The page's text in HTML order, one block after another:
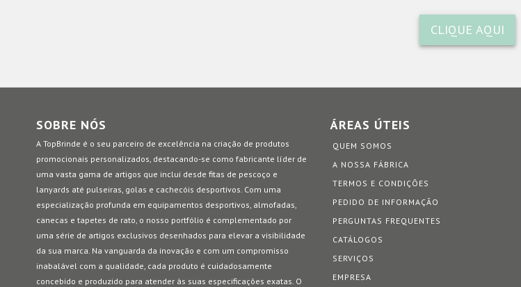
CLIQUE AQUI
SOBRE NÓS
A TopBrinde é o seu parceiro de excelência na criação de produtos
promocionais personalizados, destacando-se como fabricante líder de
uma vasta gama de artigos que inclui desde fitas de pescoço e
lanyards até pulseiras, golas e cachecóis desportivos. Com uma
especialização profunda em equipamentos desportivos, almofadas,
canecas e tapetes de rato, o nosso portfólio é complementado por
uma série de artigos exclusivos desenhados para elevar a visibilidade
da sua marca. Na vanguarda da inovação e com um compromisso
inabalável com a qualidade, cada produto é cuidadosamente
concebido e produzido para atender às suas especificações exatas. O
ÁREAS ÚTEIS
QUEM SOMOS
A NOSSA FÁBRICA
TERMOS E CONDIÇÕES
PEDIDO DE INFORMAÇÃO
PERGUNTAS FREQUENTES
CATÁLOGOS
SERVIÇOS
EMPRESA